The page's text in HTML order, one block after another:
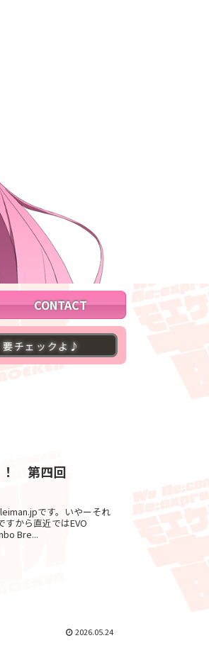
CONTACT
よ♪
！ 第四回
です。いやーそれ
から直近ではEVO
Bre...
2026.05.24